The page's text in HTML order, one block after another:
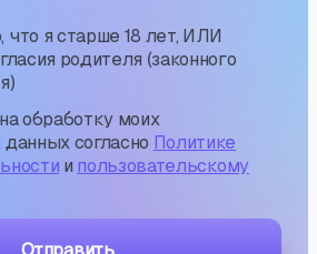
я старше 18 лет, ИЛИ
родителя (законного
обработку моих
согласно Политике
и пользовательскому
Отправить